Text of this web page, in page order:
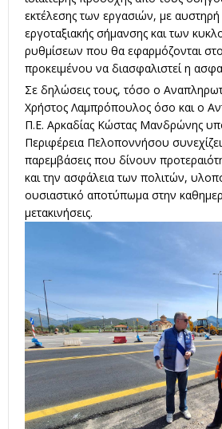
εκτέλεσης των εργασιών, με αυστηρή
εργοταξιακής σήμανσης και των
ρυθμίσεων που θα εφαρμόζονται
προκειμένου να διασφαλιστεί η
Σε δηλώσεις τους, τόσο ο
Χρήστος Λαμπρόπουλος όσο και ο
Π.Ε. Αρκαδίας Κώστας Μανδρώνης
Περιφέρεια Πελοποννήσου
παρεμβάσεις που δίνουν
και την ασφάλεια των πολιτών,
ουσιαστικό αποτύπωμα στην
μετακινήσεις.